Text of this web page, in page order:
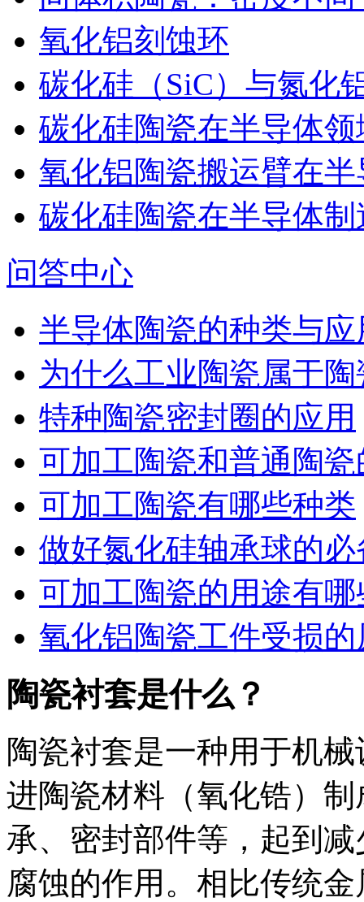
氧化铝刻蚀环
碳化硅（SiC）与氮化
碳化硅陶瓷在半导体
氧化铝陶瓷搬运臂在
碳化硅陶瓷在半导体
问答中心
半导体陶瓷的种类与应
为什么工业陶瓷属于陶
特种陶瓷密封圈的应用
可加工陶瓷和普通陶
可加工陶瓷有哪些种类
做好氮化硅轴承球的
可加工陶瓷的用途有哪
氧化铝陶瓷工件受损
陶瓷衬套是什么？
陶瓷衬套是一种用于机
进陶瓷材料（氧化锆）
承、密封部件等，起到
腐蚀的作用。相比传统